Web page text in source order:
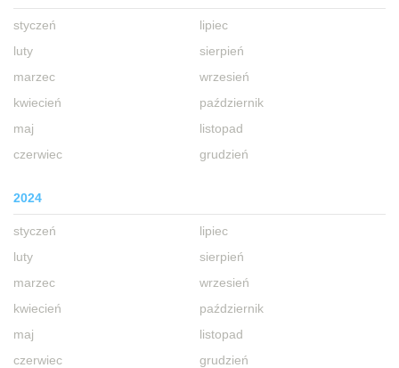
styczeń
luty
marzec
kwiecień
maj
czerwiec
lipiec
sierpień
wrzesień
październik
listopad
grudzień
2024
styczeń
luty
marzec
kwiecień
maj
czerwiec
lipiec
sierpień
wrzesień
październik
listopad
grudzień